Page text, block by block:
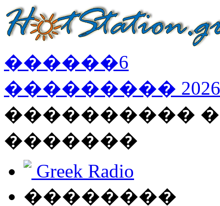
������6
��������� 2026
����������
�������
Greek Radio
��������